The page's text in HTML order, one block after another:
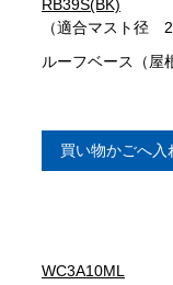
RB39S(BK)
（適合マスト径
ルーフベース（屋
買い物かごへ入
WC3A10ML